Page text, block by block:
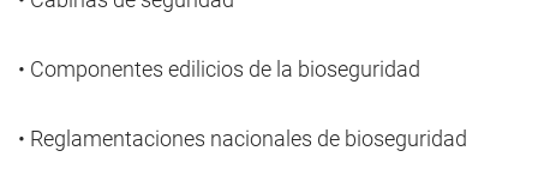
• Componentes edilicios de la bioseguridad
• Reglamentaciones nacionales de bioseguridad